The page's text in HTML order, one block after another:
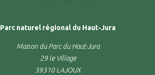
Parc naturel régional du Haut-Jura
Maison du Parc du Haut-Jura
29 le Village
39310 LAJOUX